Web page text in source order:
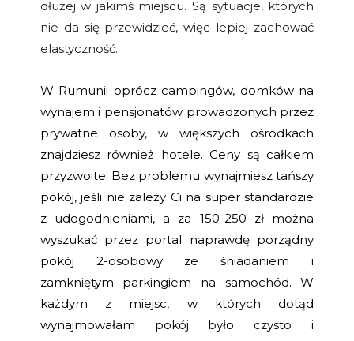
dłużej w jakimś miejscu. Są sytuacje, których
nie da się przewidzieć, więc lepiej zachować
elastyczność.
W Rumunii oprócz campingów, domków na
wynajem i pensjonatów prowadzonych przez
prywatne osoby, w większych ośrodkach
znajdziesz również hotele. Ceny są całkiem
przyzwoite. Bez problemu wynajmiesz tańszy
pokój, jeśli nie zależy Ci na super standardzie
z udogodnieniami, a za 150-250 zł można
wyszukać przez portal naprawdę porządny
pokój 2-osobowy ze śniadaniem i
zamkniętym parkingiem na samochód. W
każdym z miejsc, w których dotąd
wynajmowałam pokój było czysto i